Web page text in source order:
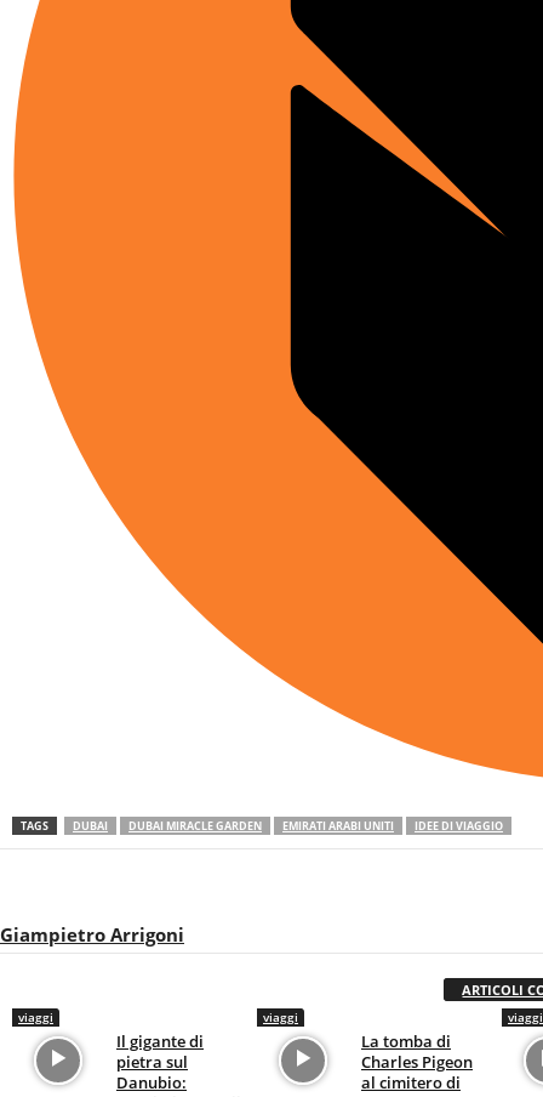
TAGS DUBAI DUBAI MIRACLE GARDEN EMIRATI ARABI UNITI IDEE DI VIAGGIO
Giampietro Arrigoni
ARTICOLI
viaggi
Il gigante di
pietra sul
Danubio:
viaggi
La tomba di
Charles Pigeon
al cimitero di
viaggi